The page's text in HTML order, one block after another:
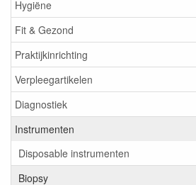
Hygiëne
Fit & Gezond
Praktijkinrichting
Verpleegartikelen
Diagnostiek
Instrumenten
Disposable instrumenten
Biopsy